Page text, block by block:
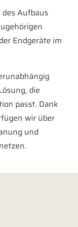
Aufbaus
Endgeräte im
die
passt. Dank
wir über
und